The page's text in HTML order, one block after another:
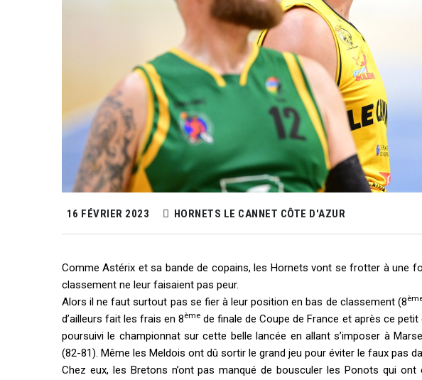
16 FÉVRIER 2023 HORNETS LE CANNET CÔTE D'AZUR
Comme Astérix et sa bande de copains, les Hornets vont se frotter à une
classement ne leur faisaient pas peur.
Alors il ne faut surtout pas se fier à leur position en bas de classement (8
d’ailleurs fait les frais en 8ème de finale de Coupe de France et après ce
poursuivi le championnat sur cette belle lancée en allant s’imposer à
(82-81). Même les Meldois ont dû sortir le grand jeu pour éviter le faux pas
Chez eux, les Bretons n’ont pas manqué de bousculer les Ponots qui